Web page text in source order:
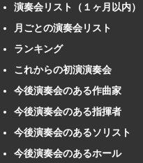
演奏会リスト（１ヶ月以内）
月ごとの演奏会リスト
ランキング
これからの初演演奏会
今後演奏会のある作曲家
今後演奏会のある指揮者
今後演奏会のあるソリスト
今後演奏会のあるホール